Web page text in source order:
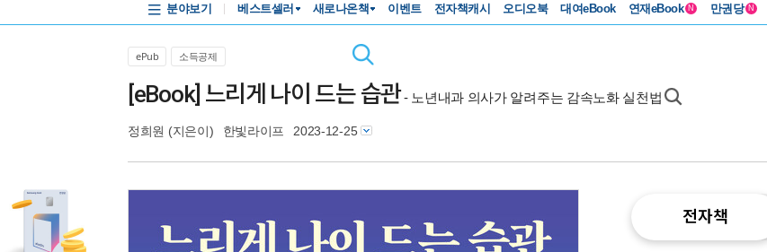
분야보기 베스트셀러 새로나온책 이벤트 전자책캐시 오디오북 대여eBook 연재eBook N 만권당 N
ePub 소득공제
[eBook] 느리게 나이 드는 습관- 노년내과 의사가 알려주는 감속노화 실천법
정희원 (지은이) 한빛라이프 2023-12-25
전자책